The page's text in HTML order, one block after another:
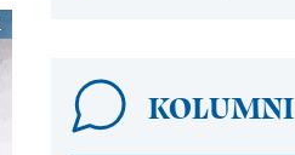
KOLUMNI